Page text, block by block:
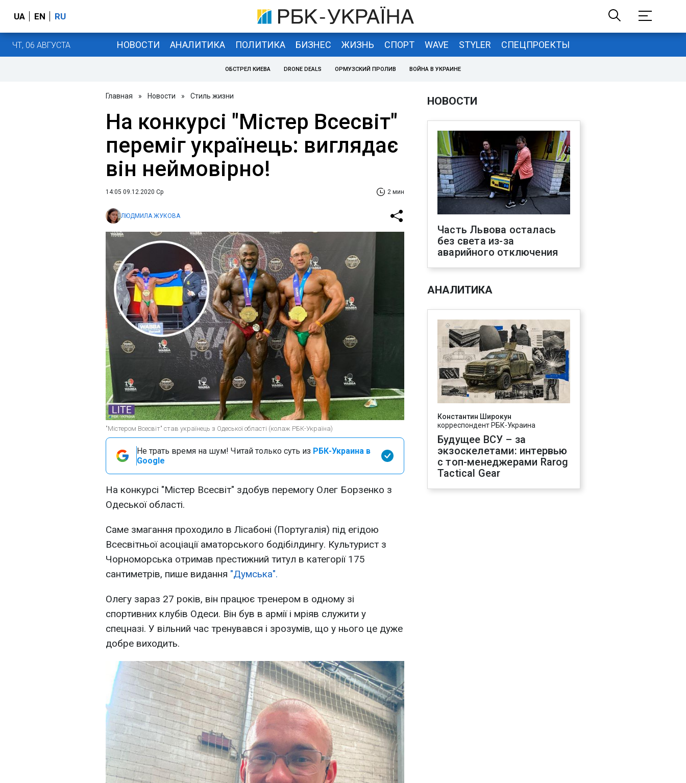
UA EN RU
ЧТ, 06 АВГУСТА НОВОСТИ АНАЛИТИКА ПОЛИТИКА БИЗНЕС ЖИЗНЬ СПОРТ WAVE STYLER СПЕЦПРОЕКТЫ
ОБСТРЕЛ КИЕВА DRONE DEALS ОРМУЗСКИЙ ПРОЛИВ ВОЙНА В УКРАИНЕ
Главная » Новости » Стиль жизни
На конкурсі "Містер Всесвіт"
переміг українець: виглядає
він неймовірно!
14:05 09.12.2020 Ср 2 мин
ЛЮДМИЛА ЖУКОВА
"Містером Всесвіт" став українець з Одеської області (колаж РБК-Україна)
Не трать время на шум! Читай только суть из РБК-Украина в
Google
На конкурсі "Містер Всесвіт" здобув перемогу Олег Борзенко з
Одеської області.
Саме змагання проходило в Лісабоні (Португалія) під егідою
Всесвітньої асоціації аматорського бодібілдингу. Культурист з
Чорноморська отримав престижний титул в категорії 175
сантиметрів, пише видання "Думська".
Олегу зараз 27 років, він працює тренером в одному зі
спортивних клубів Одеси. Він був в армії і мріяв служити у
спецназі. У вільний час тренувався і зрозумів, що у нього це дуже
добре виходить.
НОВОСТИ
Часть Львова осталась
без света из-за
аварийного отключения
АНАЛИТИКА
Константин Широкун
корреспондент РБК-Украина
Будущее ВСУ – за
экзоскелетами: интервью
с топ-менеджерами Rarog
Tactical Gear